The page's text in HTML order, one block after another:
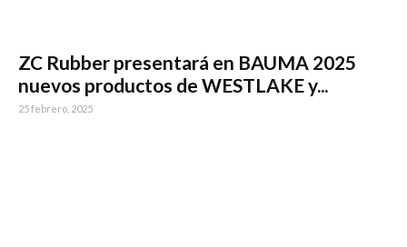
ZC Rubber presentará en BAUMA 2025
nuevos productos de WESTLAKE y...
25 febrero, 2025